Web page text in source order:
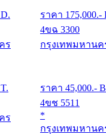
ราคา 175,000.-
ร
4ขฉ 3300
กรุงเทพมหานค
ราคา 45,000.-
ร
4ขช 5511
*
กรุงเทพมหานค